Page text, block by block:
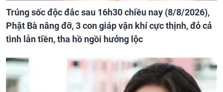
Trúng sốc độc đắc sau 16h30 chiều nay (8/8/2026),
Phật Bà nâng đỡ, 3 con giáp vận khí cực thịnh, đỏ cả
tình lẫn tiền, tha hồ ngồi hưởng lộc